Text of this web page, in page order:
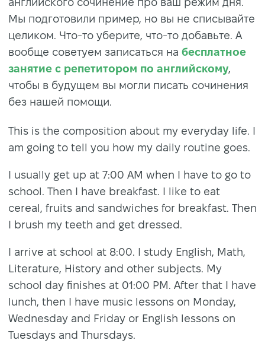
Мы подготовили пример, но вы не списывайте
целиком. Что-то уберите, что-то добавьте. А
вообще советуем записаться на бесплатное
занятие с репетитором по английскому,
чтобы в будущем вы могли писать сочинения
без нашей помощи.
This is the composition about my everyday life. I
am going to tell you how my daily routine goes.
I usually get up at 7:00 AM when I have to go to
school. Then I have breakfast. I like to eat
cereal, fruits and sandwiches for breakfast. Then
I brush my teeth and get dressed.
I arrive at school at 8:00. I study English, Math,
Literature, History and other subjects. My
school day finishes at 01:00 PM. After that I have
lunch, then I have music lessons on Monday,
Wednesday and Friday or English lessons on
Tuesdays and Thursdays.